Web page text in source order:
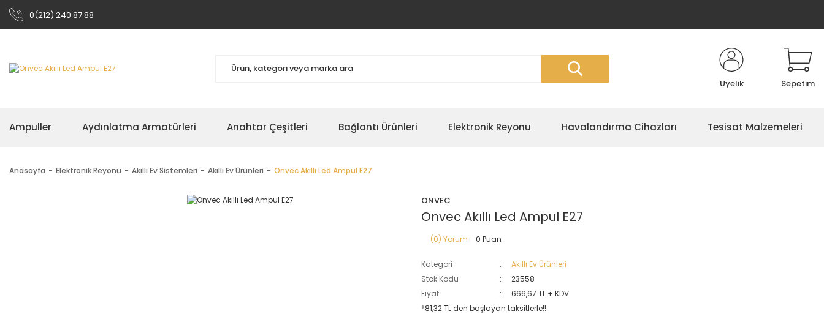
0(212) 240 87 88
Üyelik Sepetim
Ampuller Aydınlatma Armatürleri Anahtar Çeşitleri Bağlantı Ürünleri Elektronik Reyonu Havalandırma Cihazları Tesisat Malzemeleri
Anasayfa Elektronik Reyonu Akıllı Ev Sistemleri Akıllı Ev Ürünleri Onvec Akıllı Led Ampul E27
ONVEC
Onvec Akıllı Led Ampul E27
(0) Yorum - 0 Puan
Kategori
Akıllı Ev Ürünleri
Stok Kodu
23558
Fiyat
666,67 TL + KDV
*81,32 TL den başlayan taksitlerle!!